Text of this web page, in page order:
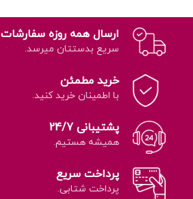
ارسال همه روزه سفارشات
سریع بدستتان میرسد.
خرید مطمئن
با اطمینان خرید کنید.
پشتیبانی 24/7
همیشه هستیم.
پرداخت سریع
پرداخت شتابی.